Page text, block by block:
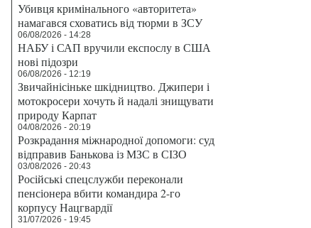
Убивця кримінального «авторитета»
намагався сховатись від тюрми в ЗСУ
06/08/2026 - 14:28
НАБУ і САП вручили експослу в США
нові підозри
06/08/2026 - 12:19
Звичайнісіньке шкідництво. Джипери і
мотокросери хочуть й надалі знищувати
природу Карпат
04/08/2026 - 20:19
Розкрадання міжнародної допомоги: суд
відправив Банькова із МЗС в СІЗО
03/08/2026 - 20:43
Російські спецслужби переконали
пенсіонера вбити командира 2-го
корпусу Нацгвардії
31/07/2026 - 19:45